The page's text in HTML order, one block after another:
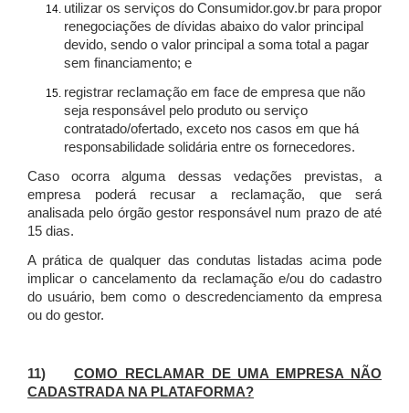
utilizar os serviços do Consumidor.gov.br para propor
renegociações de dívidas abaixo do valor principal
devido, sendo o valor principal a soma total a pagar
sem financiamento; e
registrar reclamação em face de empresa que não
seja responsável pelo produto ou serviço
contratado/ofertado, exceto nos casos em que há
responsabilidade solidária entre os fornecedores.
Caso ocorra alguma dessas vedações previstas, a
empresa poderá recusar a reclamação, que será
analisada pelo órgão gestor responsável num prazo de até
15 dias.
A prática de qualquer das condutas listadas acima pode
implicar o cancelamento da reclamação e/ou do cadastro
do usuário, bem como o descredenciamento da empresa
ou do gestor.
11)COMO RECLAMAR DE UMA EMPRESA NÃO
CADASTRADA NA PLATAFORMA?